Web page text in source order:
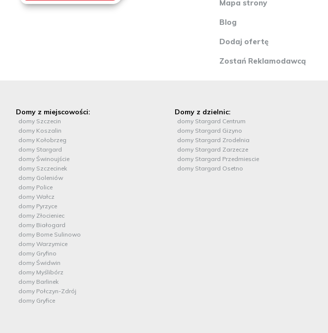
Mapa strony
Blog
Dodaj ofertę
Zostań Reklamodawcą
Domy z miejscowości:
domy Szczecin
domy Koszalin
domy Kołobrzeg
domy Stargard
domy Świnoujście
domy Szczecinek
domy Goleniów
domy Police
domy Wałcz
domy Pyrzyce
domy Złocieniec
domy Białogard
domy Borne Sulinowo
domy Warzymice
domy Gryfino
domy Świdwin
domy Myślibórz
domy Barlinek
domy Połczyn-Zdrój
domy Gryfice
Domy z dzielnic:
domy Stargard Centrum
domy Stargard Gizyno
domy Stargard Zrodelnia
domy Stargard Zarzecze
domy Stargard Przedmiescie
domy Stargard Osetno